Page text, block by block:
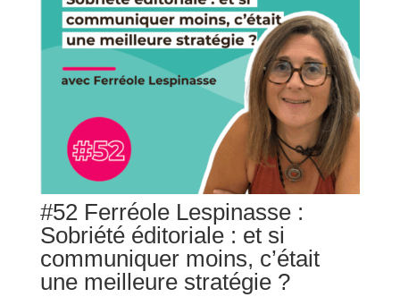
#52 Ferréole Lespinasse :
Sobriété éditoriale : et si
communiquer moins, c’était
une meilleure stratégie ?